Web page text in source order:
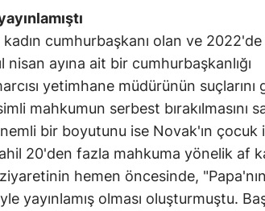
kadın cumhurbaşkanı olan ve
nisan ayına ait bir cumhurbaşkanlığı
yetimhane müdürünün suçlarını
mahkumun serbest bırakılmasını
bir boyutunu ise Novak'ın çocuk
20'den fazla mahkuma yönelik af
hemen öncesinde, "Papa'nın
yayınlamış olması oluşturmuştu.